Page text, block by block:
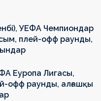
УЕФА Чемпиондар
, плей-офф раунды,
Еуропа Лигасы,
офф раунды, алғашқы